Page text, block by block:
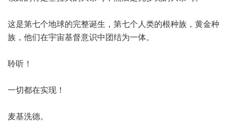
这是第七个地球的完整诞生，第七个人类的根种族，黄金种
族，他们在宇宙基督意识中团结为一体。
聆听！
一切都在实现！
麦基洗德。